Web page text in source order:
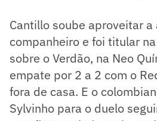
Cantillo soube aproveitar a
companheiro e foi titular
sobre o Verdão, na Neo
empate por 2 a 2 com o
fora de casa. E o
Sylvinho para o duelo